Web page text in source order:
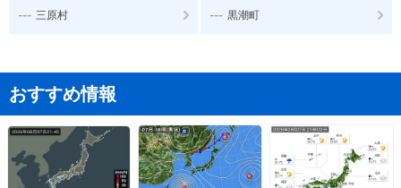
--- 三原村 --- 黒潮町
おすすめ情報